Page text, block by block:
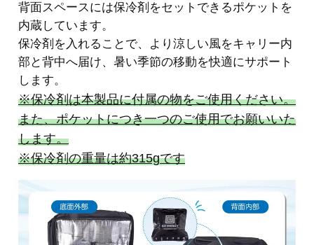
背面スペースには保冷剤をセットできるポケットを
内蔵しています。
保冷剤を入れることで、より涼しい風をキャリー内
部と背中へ届け、暑い季節の移動を快適にサポート
します。
※保冷剤は本製品に付属の物をご使用ください。
また、ポケットにつき一つのご使用でお願いいた
します。
※保冷剤の重量は約315gです